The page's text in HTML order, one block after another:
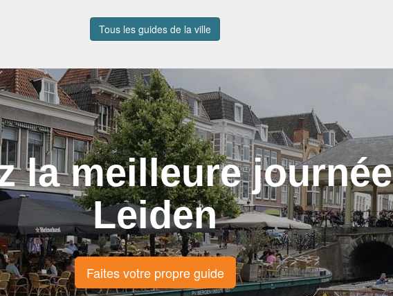
Tous les guides de la ville
la meilleure journée
Leiden
Faites votre propre guide